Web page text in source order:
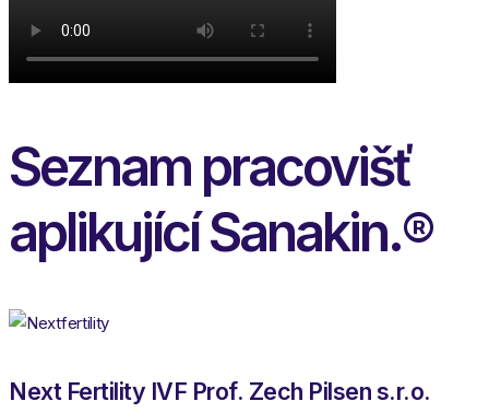
Seznam pracovišť
aplikující Sanakin.®
Next Fertility IVF Prof. Zech Pilsen s.r.o.